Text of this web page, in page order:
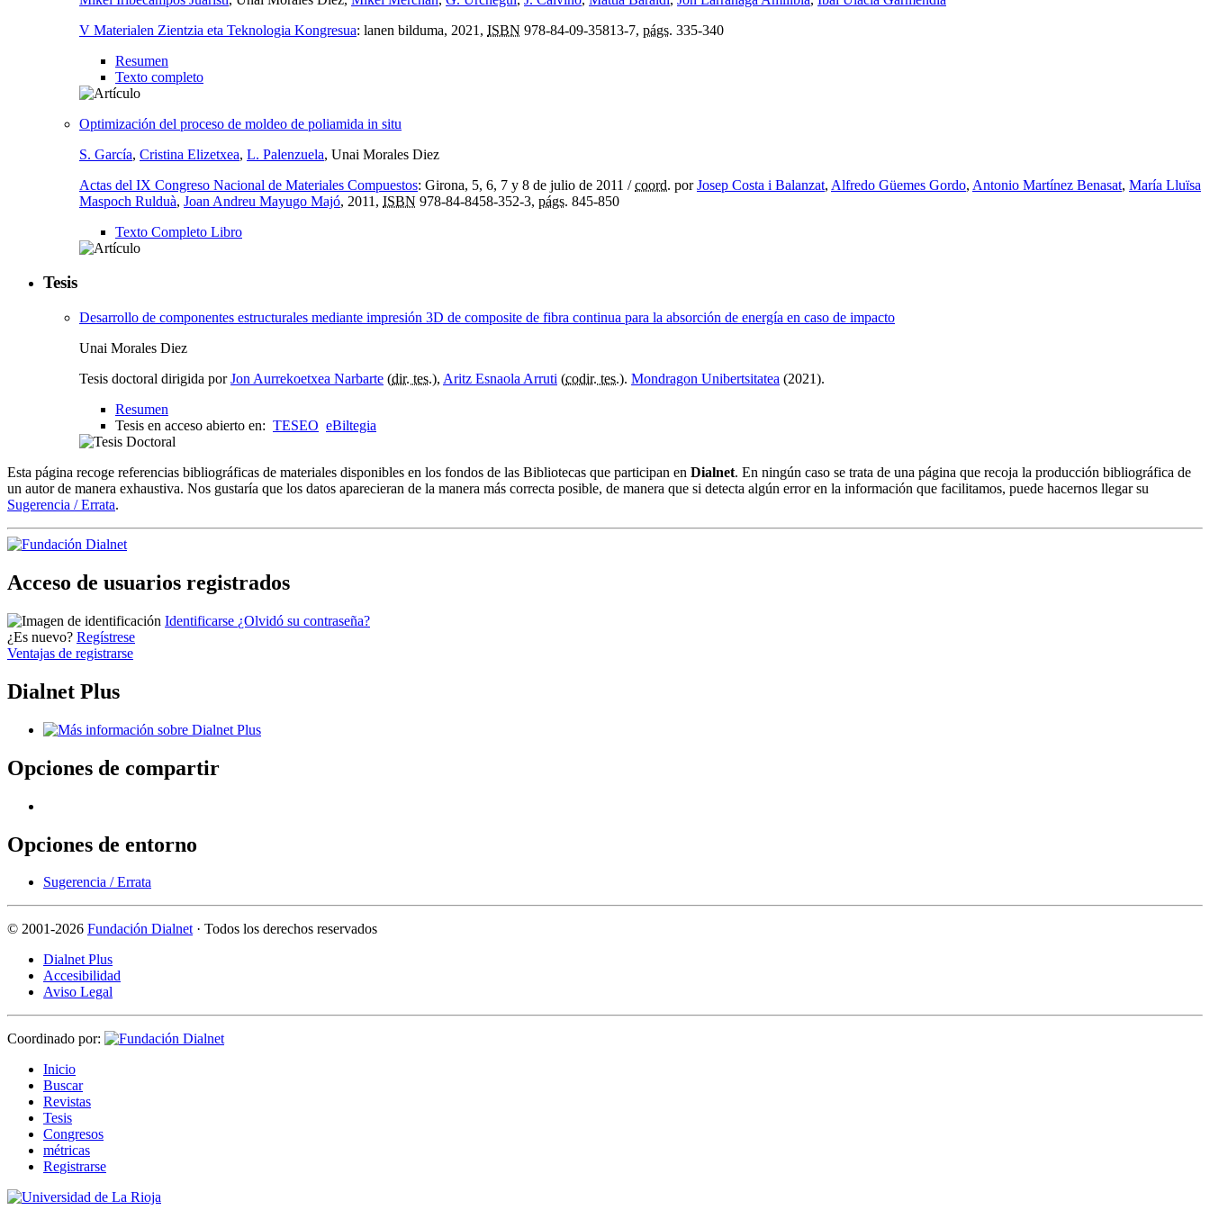
V Materialen Zientzia eta Teknologia Kongresua: lanen bilduma, 2021, ISBN 978-84-09-35813-7, págs. 335-340
Resumen
Texto completo
Optimización del proceso de moldeo de poliamida in situ
S. García, Cristina Elizetxea, L. Palenzuela, Unai Morales Diez
Actas del IX Congreso Nacional de Materiales Compuestos: Girona, 5, 6, 7 y 8 de julio de 2011 /coord. porJosep Costa i Balanzat, Alfredo Güemes Gordo, Antonio Martínez Benasat, María Lluïsa
Maspoch Rulduà, Joan Andreu Mayugo Majó, 2011, ISBN 978-84-8458-352-3, págs. 845-850
Texto Completo Libro
Tesis
Desarrollo de componentes estructurales mediante impresión 3D de composite de fibra continua para la absorción de energía en caso de impacto
Unai Morales Diez
Tesis doctoral dirigida porJon Aurrekoetxea Narbarte (dir. tes.), Aritz Esnaola Arruti (codir. tes.). Mondragon Unibertsitatea (2021).
Resumen
Tesis en acceso abierto en: TESEO eBiltegia
Esta página recoge referencias bibliográficas de materiales disponibles en los fondos de las Bibliotecas que participan en Dialnet. En ningún caso se trata de una página que recoja la producción bibliográfica de
un autor de manera exhaustiva. Nos gustaría que los datos aparecieran de la manera más correcta posible, de manera que si detecta algún error en la información que facilitamos, puede hacernos llegar su
Sugerencia / Errata.
Acceso de usuarios registrados
Identificarse ¿Olvidó su contraseña?
¿Es nuevo? Regístrese
Ventajas de registrarse
Dialnet Plus
Opciones de compartir
Opciones de entorno
Sugerencia / Errata
© 2001-2026 Fundación Dialnet· Todos los derechos reservados
Dialnet Plus
Accesibilidad
Aviso Legal
Coordinado por:
Inicio
Buscar
Revistas
Tesis
Congresos
métricas
Registrarse